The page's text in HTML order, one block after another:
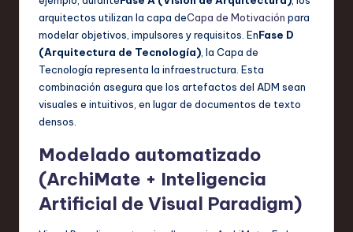
arquitectos utilizan la capa deCapa de Motivación para
modelar objetivos, impulsores y requisitos. EnFase D
(Arquitectura de Tecnología) , la Capa de
Tecnología representa la infraestructura. Esta
combinación asegura que los artefactos del ADM sean
visuales e intuitivos, en lugar de documentos de texto
densos.
Modelado automatizado
(ArchiMate + Inteligencia
Artificial de Visual Paradigm)